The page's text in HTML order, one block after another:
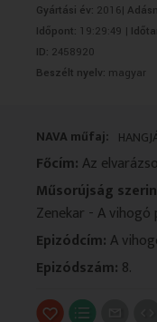
Gyártási év: 2016|
Időpont: 19:29:49 |
ID: 2458920
Beszélt nyelv: magyar
NAVA műfaj:
Főcím:Az
Műsorújság
Zenekar - A
Epizódcím:A
Epizódszám: 8.